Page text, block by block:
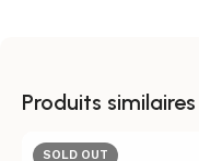
efficacité
Produits similaires
SOLD OUT